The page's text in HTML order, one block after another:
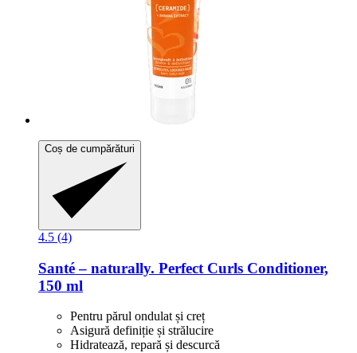
Coș de cumpărături
4.5 (4)
Santé – naturally. Perfect Curls Conditioner,
150 ml
Pentru părul ondulat și creț
Asigură definiție și strălucire
Hidratează, repară și descurcă